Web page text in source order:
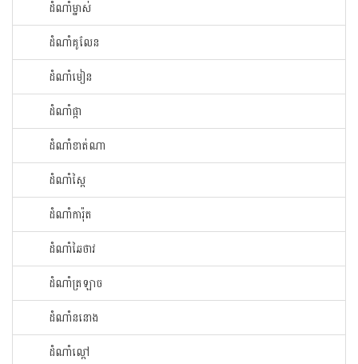
ដំណាំ​ម្នាស់​
ដំណាំ​គូលែន​
ដំណាំ​មៀន​
ដំណាំ​ផ្កា​
ដំណាំ​ខាត់ណា
ដំណាំ​ស្ពៃ​
ដំណាំ​ការ៉ុត
ដំណាំ​ឆៃ​ថាវ​
ដំណាំ​ត្រឡាច
ដំណាំ​ននោង​
ដំណាំ​ល្ពៅ​